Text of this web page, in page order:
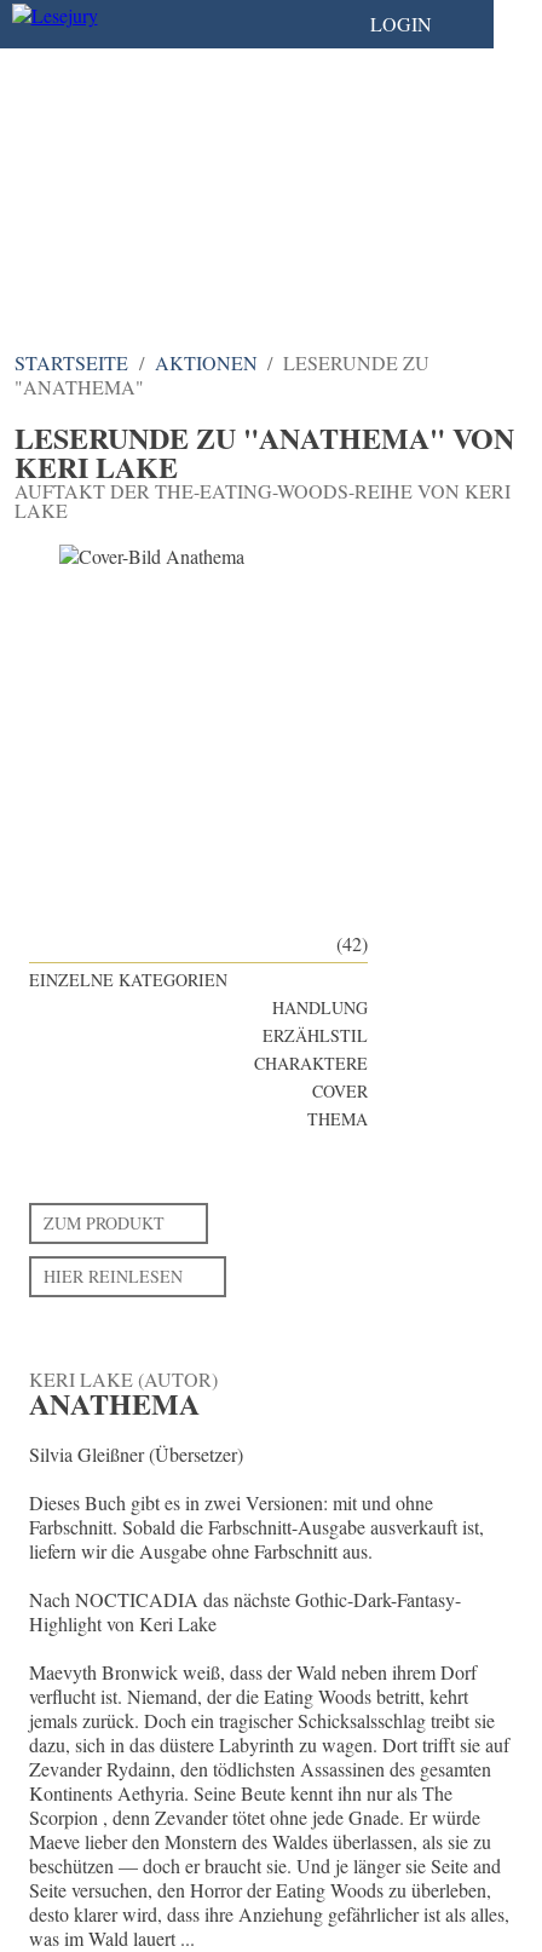
LOGIN
STARTSEITE AKTIONEN
LESERUNDE ZU
"ANATHEMA"
LESERUNDE ZU "ANATHEMA" VON
KERI LAKE
AUFTAKT DER THE-EATING-WOODS-REIHE VON KERI
LAKE
(42)
EINZELNE KATEGORIEN
HANDLUNG
ERZÄHLSTIL
CHARAKTERE
COVER
THEMA
ZUM PRODUKT
HIER REINLESEN
KERI LAKE (AUTOR)
ANATHEMA
Silvia Gleißner (Übersetzer)
Dieses Buch gibt es in zwei Versionen: mit und ohne
Farbschnitt. Sobald die Farbschnitt-Ausgabe ausverkauft ist,
liefern wir die Ausgabe ohne Farbschnitt aus.
Nach NOCTICADIA das nächste Gothic-Dark-Fantasy-
Highlight von Keri Lake
Maevyth Bronwick weiß, dass der Wald neben ihrem Dorf
verflucht ist. Niemand, der die Eating Woods betritt, kehrt
jemals zurück. Doch ein tragischer Schicksalsschlag treibt sie
dazu, sich in das düstere Labyrinth zu wagen. Dort trifft sie auf
Zevander Rydainn, den tödlichsten Assassinen des gesamten
Kontinents Aethyria. Seine Beute kennt ihn nur als The
Scorpion , denn Zevander tötet ohne jede Gnade. Er würde
Maeve lieber den Monstern des Waldes überlassen, als sie zu
beschützen — doch er braucht sie. Und je länger sie Seite and
Seite versuchen, den Horror der Eating Woods zu überleben,
desto klarer wird, dass ihre Anziehung gefährlicher ist als alles,
was im Wald lauert ...